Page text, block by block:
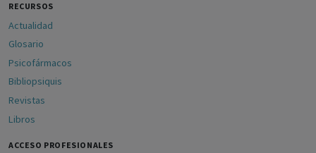
RECURSOS
Actualidad
Glosario
Psicofármacos
Bibliopsiquis
Revistas
Libros
ACCESO PROFESIONALES